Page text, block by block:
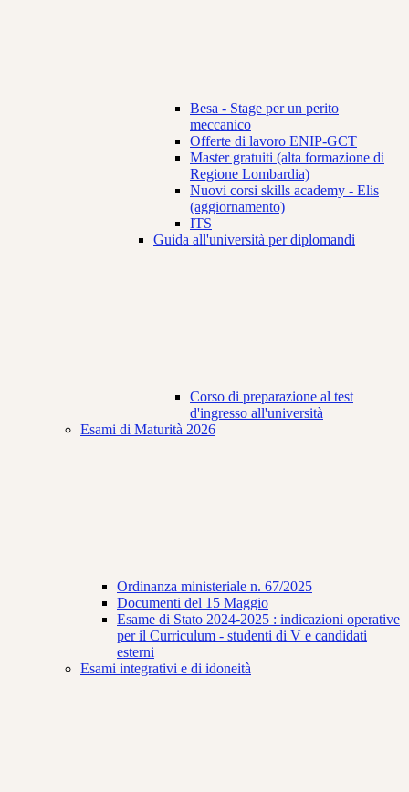
Besa - Stage per un perito
meccanico
Offerte di lavoro ENIP-GCT
Master gratuiti (alta formazione di
Regione Lombardia)
Nuovi corsi skills academy - Elis
(aggiornamento)
ITS
Guida all'università per diplomandi
Corso di preparazione al test
d'ingresso all'università
Esami di Maturità 2026
Ordinanza ministeriale n. 67/2025
Documenti del 15 Maggio
Esame di Stato 2024-2025 : indicazioni operative
per il Curriculum - studenti di V e candidati
esterni
Esami integrativi e di idoneità